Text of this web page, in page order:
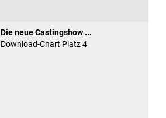
Die neue Castingshow ...
Download-Chart Platz 4